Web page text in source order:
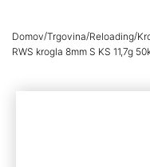
Domov/Trgovina/Reloading/
RWS krogla 8mm S KS 11,7g